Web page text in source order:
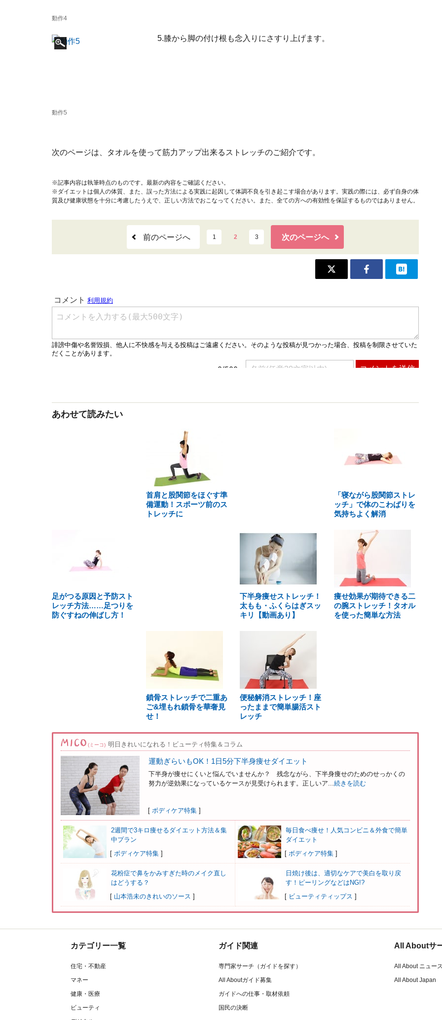
動作4
動作5
5.膝から脚の付け根も念入りにさすり上げます。
次のページは、タオルを使って筋力アップ出来るストレッチのご紹介です。
※記事内容は執筆時点のものです。最新の内容をご確認ください。
※ダイエットは個人の体質、また、誤った方法による実践に起因して体調不良を引き起こす場合があります。実践の際には、必ず自身の体
質及び健康状態を十分に考慮したうえで、正しい方法でおこなってください。また、全ての方への有効性を保証するものではありません。
前のページへ 1 2 3 次のページへ
あわせて読みたい
首肩と股関節をほぐす準
備運動！スポーツ前のス
トレッチに
「寝ながら股関節ストレ
ッチ」で体のこわばりを
気持ちよく解消
足がつる原因と予防スト
レッチ方法……足つりを
防ぐすねの伸ばし方！
下半身痩せストレッチ！
太もも・ふくらはぎスッ
キリ【動画あり】
痩せ効果が期待できる二
の腕ストレッチ！タオル
を使った簡単な方法
鎖骨ストレッチで二重あ
ご&埋もれ鎖骨を華奢見
せ！
便秘解消ストレッチ！座
ったままで簡単腸活スト
レッチ
(ミーコ) 明日きれいになれる！ビューティ特集＆コラム
運動ぎらいもOK！1日5分下半身痩せダイエット
下半身が痩せにくいと悩んでいませんか？ 残念ながら、下半身痩せのためのせっかくの
努力が逆効果になっているケースが見受けられます。正しいア...続きを読む
[ ボディケア特集 ]
2週間で3キロ痩せるダイエット方法＆集
中プラン
[ ボディケア特集 ]
毎日食べ痩せ！人気コンビニ＆外食で簡単
ダイエット
[ ボディケア特集 ]
花粉症で鼻をかみすぎた時のメイク直し
はどうする？
[ 山本浩未のきれいのソース ]
日焼け後は、適切なケアで美白を取り戻
す！ピーリングなどはNG!?
[ ビューティティップス ]
カテゴリー一覧
住宅・不動産
マネー
健康・医療
ビューティ
ガイド関連
専門家サーチ（ガイドを探す）
All Aboutガイド募集
ガイドへの仕事・取材依頼
国民の決断
All Aboutサ
All About ニュース
All About Japan